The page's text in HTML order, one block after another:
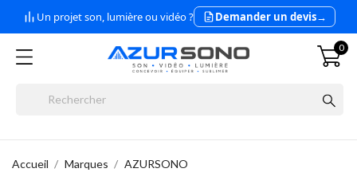
Un projet son, lumière ou vidéo ? Demander un devis→
0
Accueil Marques AZURSONO